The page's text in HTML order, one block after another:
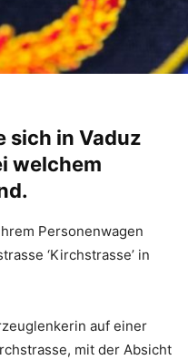
sich in Vaduz
welchem
Personenwagen
‘Kirchstrasse’ in
auf einer
mit der Absicht